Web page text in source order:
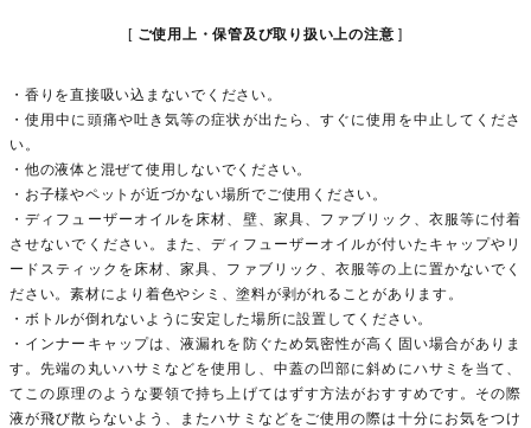
ご使用上・保管及び取り扱い上の注意
・香りを直接吸い込まないでください。
・使用中に頭痛や吐き気等の症状が出たら、すぐに使用を中止してくださ
い。
・他の液体と混ぜて使用しないでください。
・お子様やペットが近づかない場所でご使用ください。
・ディフューザーオイルを床材、壁、家具、ファブリック、衣服等に付着
させないでください。また、ディフューザーオイルが付いたキャップやリ
ードスティックを床材、家具、ファブリック、衣服等の上に置かないでく
ださい。素材により着色やシミ、塗料が剥がれることがあります。
・ボトルが倒れないように安定した場所に設置してください。
・インナーキャップは、液漏れを防ぐため気密性が高く固い場合がありま
す。先端の丸いハサミなどを使用し、中蓋の凹部に斜めにハサミを当て、
てこの原理のような要領で持ち上げてはずす方法がおすすめです。その際
液が飛び散らないよう、またハサミなどをご使用の際は十分にお気をつけ